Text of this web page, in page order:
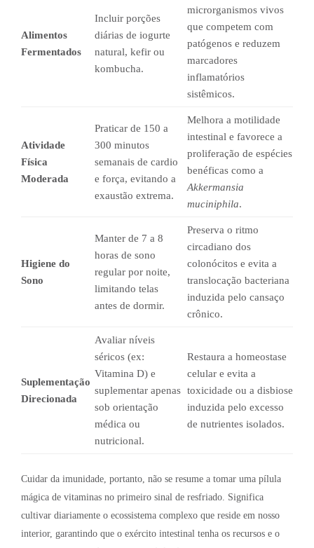
Alimentos
Fermentados
Incluir porções
diárias de iogurte
natural, kefir ou
kombucha.
microrganismos vivos
que competem com
patógenos e reduzem
marcadores
inflamatórios
sistêmicos.
Atividade
Física
Moderada
Praticar de 150 a
300 minutos
semanais de cardio
e força, evitando a
exaustão extrema.
Melhora a motilidade
intestinal e favorece a
proliferação de espécies
benéficas como a
Akkermansia
muciniphila.
Higiene do
Sono
Manter de 7 a 8
horas de sono
regular por noite,
limitando telas
antes de dormir.
Preserva o ritmo
circadiano dos
colonócitos e evita a
translocação bacteriana
induzida pelo cansaço
crônico.
Suplementação
Direcionada
Avaliar níveis
séricos (ex:
Vitamina D) e
suplementar apenas
sob orientação
médica ou
nutricional.
Restaura a homeostase
celular e evita a
toxicidade ou a disbiose
induzida pelo excesso
de nutrientes isolados.
Cuidar da imunidade, portanto, não se resume a tomar uma pílula
mágica de vitaminas no primeiro sinal de resfriado. Significa
cultivar diariamente o ecossistema complexo que reside em nosso
interior, garantindo que o exército intestinal tenha os recursos e o